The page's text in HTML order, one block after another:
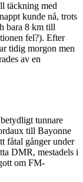
täckning med
kunde nå, trots
bara 8 km till
fel?). Efter
tidig morgon men
av en
tunnare
till Bayonne
fåtal gånger under
DMR, mestadels i
om FM-